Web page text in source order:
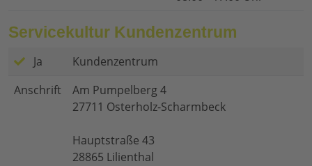
Servicekultur Kundenzentrum
Ja
Kundenzentrum
Anschrift
Am Pumpelberg 4
27711 Osterholz-Scharmbeck
Hauptstraße 43
28865 Lilienthal